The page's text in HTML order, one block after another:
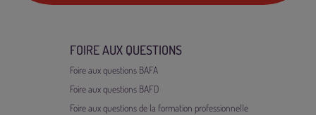
FOIRE AUX QUESTIONS
Foire aux questions BAFA
Foire aux questions BAFD
Foire aux questions de la formation professionnelle